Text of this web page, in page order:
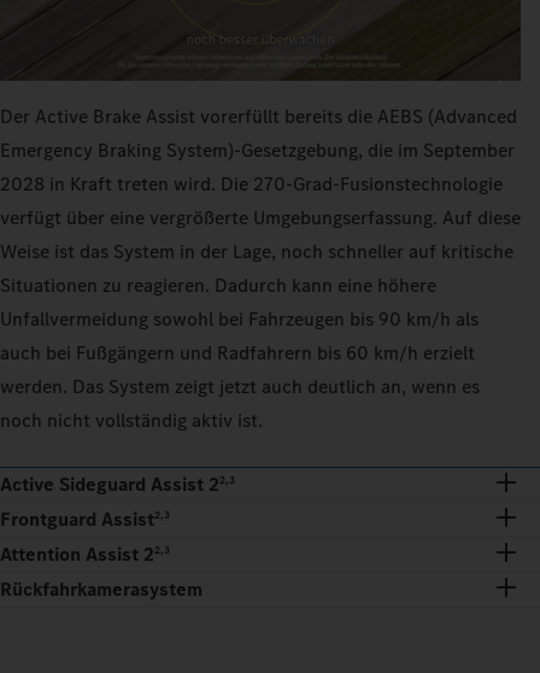
Der Active Brake Assist vorerfüllt bereits die AEBS (Advanced
Emergency Braking System)-Gesetzgebung, die im September
2028 in Kraft treten wird. Die 270‑Grad-Fusionstechnologie
verfügt über eine vergrößerte Umgebungserfassung. Auf diese
Weise ist das System in der Lage, noch schneller auf kritische
Situationen zu reagieren. Dadurch kann eine höhere
Unfallvermeidung sowohl bei Fahrzeugen bis 90 km/h als
auch bei Fußgängern und Radfahrern bis 60 km/h erzielt
werden. Das System zeigt jetzt auch deutlich an, wenn es
noch nicht vollständig aktiv ist.
Active Sideguard Assist 22,3
Frontguard Assist2,3
Attention Assist 22,3
Rückfahrkamerasystem